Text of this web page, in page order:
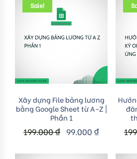
Sale!
Add to cart
Xây dựng File bảng lương
bằng Google Sheet từ A-Z |
Phần 1
199.000₫ 99.000₫